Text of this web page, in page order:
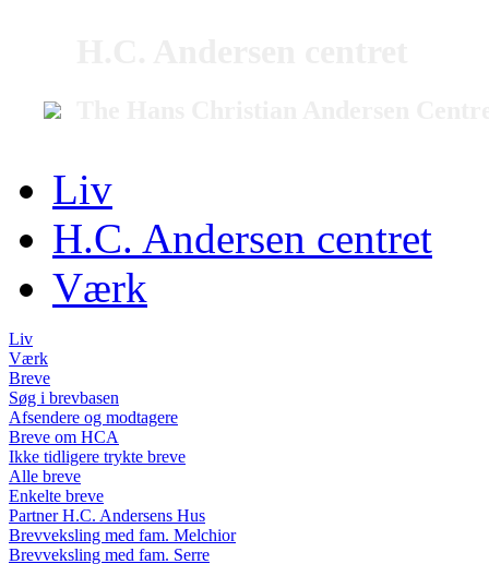
Liv
H.C. Andersen centret
Værk
Liv
Værk
Breve
Søg i brevbasen
Afsendere og modtagere
Breve om HCA
Ikke tidligere trykte breve
Alle breve
Enkelte breve
Partner H.C. Andersens Hus
Brevveksling med fam. Melchior
Brevveksling med fam. Serre